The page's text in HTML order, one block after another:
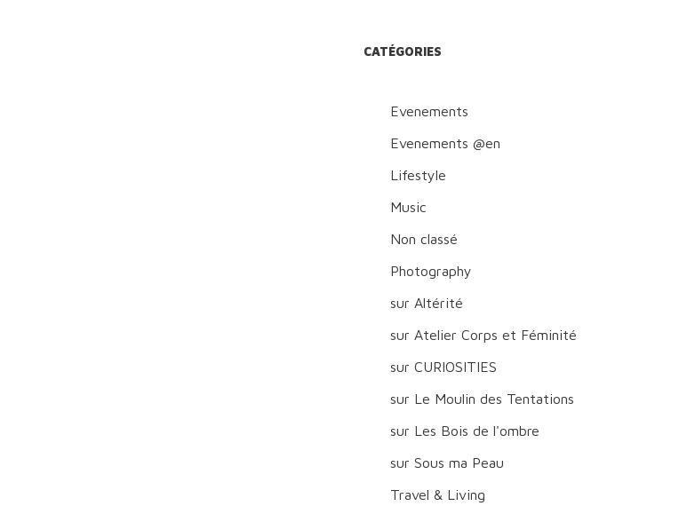
CATÉGORIES
Evenements
Evenements @en
Lifestyle
Music
Non classé
Photography
sur Altérité
sur Atelier Corps et Féminité
sur CURIOSITIES
sur Le Moulin des Tentations
sur Les Bois de l'ombre
sur Sous ma Peau
Travel & Living